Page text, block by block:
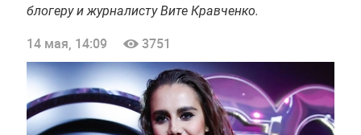
блогеру и журналисту Вите Кравченко.
14 мая, 14:09 3751